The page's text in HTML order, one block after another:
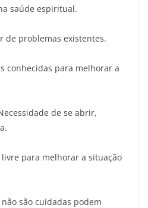
saúde espiritual.
de problemas existentes.
conhecidas para melhorar a
de se abrir,
para melhorar a situação
são cuidadas podem